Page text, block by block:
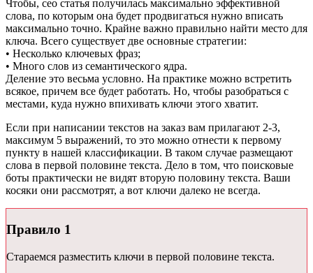
Чтобы, сео статья получилась максимально эффективной
слова, по которым она будет продвигаться нужно вписать
максимально точно. Крайне важно правильно найти место для
ключа. Всего существует две основные стратегии:
• Несколько ключевых фраз;
• Много слов из семантического ядра.
Деление это весьма условно. На практике можно встретить
всякое, причем все будет работать. Но, чтобы разобраться с
местами, куда нужно впихивать ключи этого хватит.
Если при написании текстов на заказ вам прилагают 2-3,
максимум 5 выражений, то это можно отнести к первому
пункту в нашей классификации. В таком случае размещают
слова в первой половине текста. Дело в том, что поисковые
боты практически не видят вторую половину текста. Ваши
косяки они рассмотрят, а вот ключи далеко не всегда.
Правило 1
Стараемся разместить ключи в первой половине текста.